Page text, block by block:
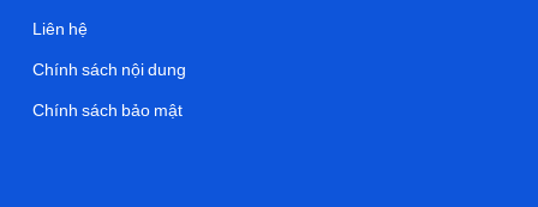
Liên hệ
Chính sách nội dung
Chính sách bảo mật